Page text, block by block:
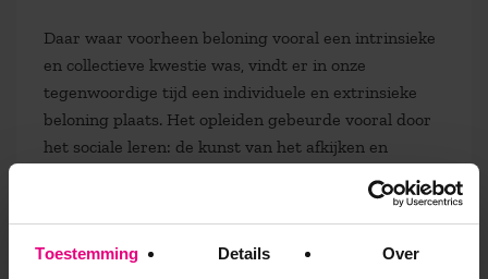
Toestemming Details Over
Daar waar voorheen beloning vooral een intrinsieke
en collectieve kwestie was, vindt er in onze
tegenwoordige tijd een individuele en extrinsieke
beloning plaats. Het opleiden gebeurde vooral door
het sociale leren: de kunst van het afkijken en
De essentie